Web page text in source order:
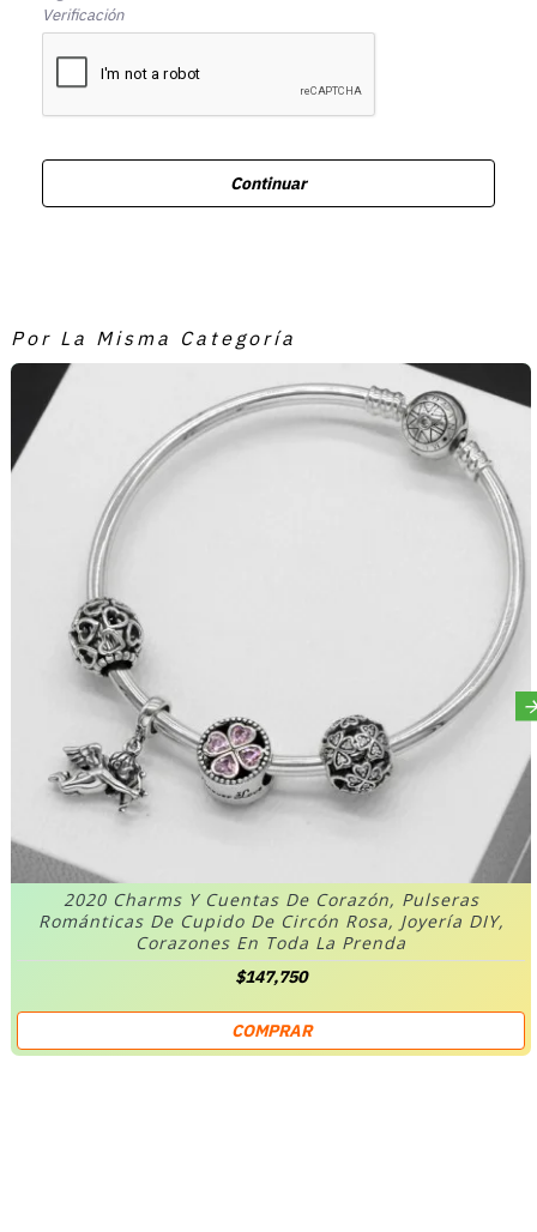
Verificación
Continuar
Por La Misma Categoría
2020 Charms Y Cuentas De Corazón, Pulseras
Románticas De Cupido De Circón Rosa, Joyería DIY,
Corazones En Toda La Prenda
$147,750
COMPRAR